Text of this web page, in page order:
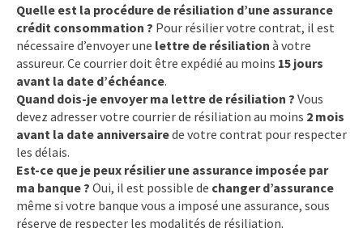
Quelle est la procédure de résiliation d’une assurance
crédit consommation ? Pour résilier votre contrat, il est
nécessaire d’envoyer une lettre de résiliation à votre
assureur. Ce courrier doit être expédié au moins 15 jours
avant la date d’échéance.
Quand dois-je envoyer ma lettre de résiliation ? Vous
devez adresser votre courrier de résiliation au moins 2 mois
avant la date anniversairede votre contrat pour respecter
les délais.
Est-ce que je peux résilier une assurance imposée par
ma banque ? Oui, il est possible de changer d’assurance
même si votre banque vous a imposé une assurance, sous
réserve de respecter les modalités de résiliation.